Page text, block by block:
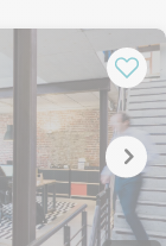
avec des
de proximité,
des